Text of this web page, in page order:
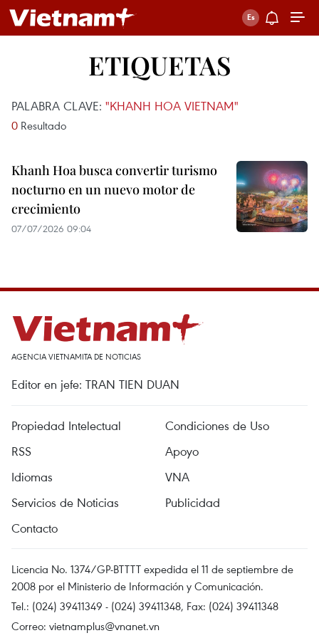
ETIQUETAS
PALABRA CLAVE: "KHANH HOA VIETNAM"
0 Resultado
Khanh Hoa busca convertir turismo
nocturno en un nuevo motor de
crecimiento
07/07/2026 09:04
AGENCIA VIETNAMITA DE NOTICIAS
Editor en jefe: TRAN TIEN DUAN
Propiedad Intelectual
Condiciones de Uso
RSS
Apoyo
Idiomas
VNA
Servicios de Noticias
Publicidad
Contacto
Licencia No. 1374/GP-BTTTT expedida el 11 de septiembre de
2008 por el Ministerio de Información y Comunicación.
Tel.: (024) 39411349 - (024) 39411348, Fax: (024) 39411348
Correo: vietnamplus@vnanet.vn